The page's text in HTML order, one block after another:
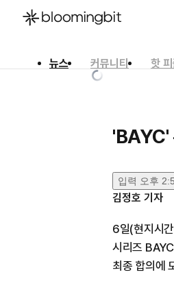
뉴스 커뮤니티 핫
'BAYC'
입력 오후
김정호 기자
6일(현지시
시리즈
최종 합의에